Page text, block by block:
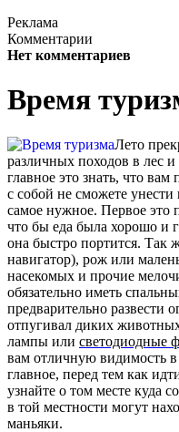
Реклама
Комментарии
Нет комментариев
Время
Лето
различных походов в лес
главное это знать, что
с собой не сможете
самое нужное. Первое это
что бы еда была хорошо и
она быстро портится. Так
навигатор), рож или
насекомых и прочие
обязательно иметь
предварительно развести
отпугивал диких
лампы или светодиодные
вам отличную видимость
главное, перед тем как
узнайте о том месте куда
в той местности могут
маньяки.